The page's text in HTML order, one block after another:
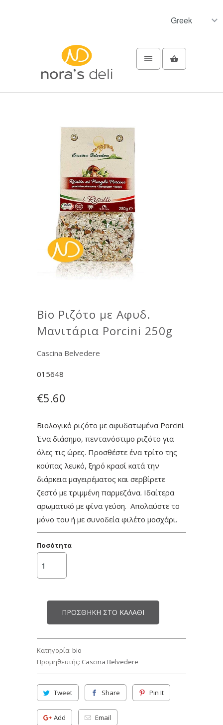
Bio Ριζότο με Αφυδ.
Μανιτάρια Porcini 250g
Cascina Belvedere
015648
€5.60
Βιολογικό ριζότο με αφυδατωμένα Porcini.
Ένα διάσημο, πεντανόστιμο ριζότο για
όλες τις ώρες. Προσθέστε ένα τρίτο της
κούπας λευκό, ξηρό κρασί κατά την
διάρκεια μαγειρέματος και σερβίρετε
ζεστό με τριμμένη παρμεζάνα. Ιδαίτερα
αρωματικό με φίνα γεύση. Απολαύστε το
μόνο του ή με συνοδεία φιλέτο μοσχάρι.
Ποσότητα
ΠΡΟΣΘΉΚΗ ΣΤΟ ΚΑΛΆΘΙ
Κατηγορία: bio
Προμηθευτής: Cascina Belvedere
Tweet Share Pin It
Add Email